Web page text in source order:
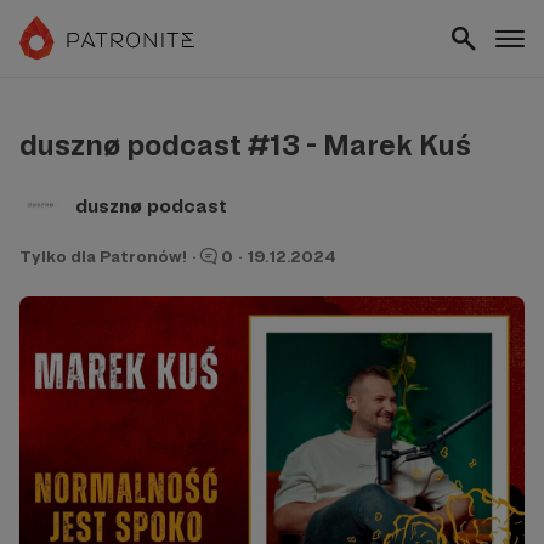
dusznø podcast #13 - Marek Kuś
dusznø podcast
Tylko dla Patronów! · 0 · 19.12.2024